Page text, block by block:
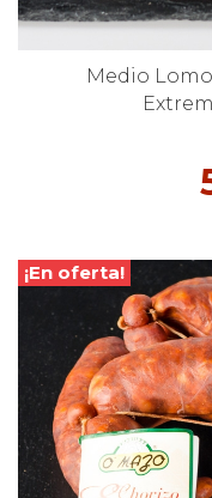
Medio
¡En oferta!